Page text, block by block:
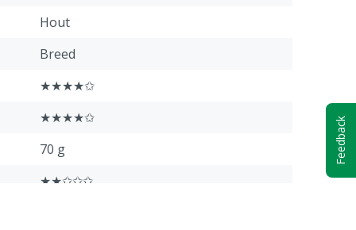
Hout
Breed
★★★★✩
★★★★✩
70 g
★★✩✩✩
Feedback